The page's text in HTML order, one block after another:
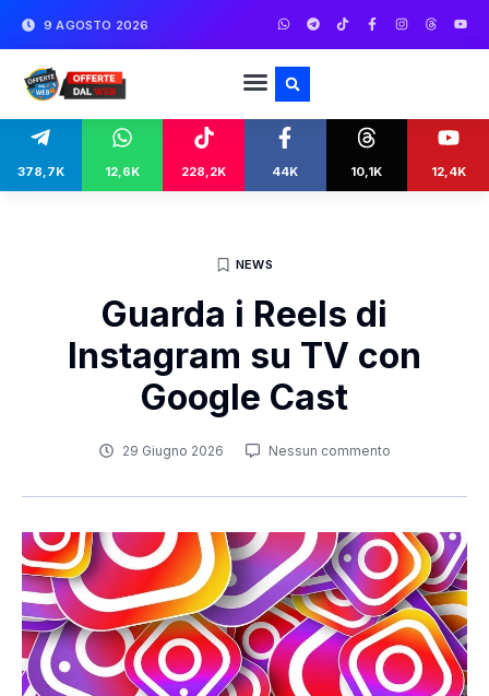
9 AGOSTO 2026
378,7K 12,6K 228,2K 44K 10,1K 12,4K
NEWS
Guarda i Reels di
Instagram su TV con
Google Cast
29 Giugno 2026 Nessun commento